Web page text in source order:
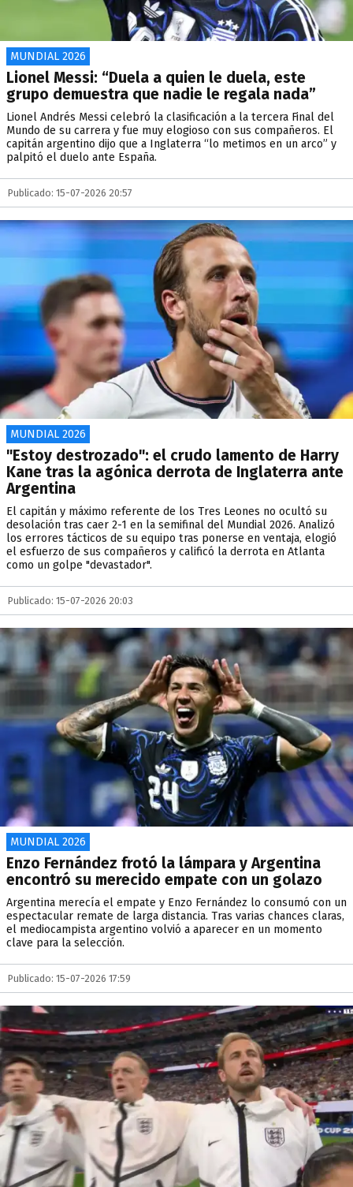
MUNDIAL 2026
Lionel Messi: “Duela a quien le duela, este
grupo demuestra que nadie le regala nada”
Lionel Andrés Messi celebró la clasificación a la tercera Final del
Mundo de su carrera y fue muy elogioso con sus compañeros. El
capitán argentino dijo que a Inglaterra “lo metimos en un arco” y
palpitó el duelo ante España.
Publicado: 15-07-2026 20:57
MUNDIAL 2026
"Estoy destrozado": el crudo lamento de Harry
Kane tras la agónica derrota de Inglaterra ante
Argentina
El capitán y máximo referente de los Tres Leones no ocultó su
desolación tras caer 2-1 en la semifinal del Mundial 2026. Analizó
los errores tácticos de su equipo tras ponerse en ventaja, elogió
el esfuerzo de sus compañeros y calificó la derrota en Atlanta
como un golpe "devastador".
Publicado: 15-07-2026 20:03
MUNDIAL 2026
Enzo Fernández frotó la lámpara y Argentina
encontró su merecido empate con un golazo
Argentina merecía el empate y Enzo Fernández lo consumó con un
espectacular remate de larga distancia. Tras varias chances claras,
el mediocampista argentino volvió a aparecer en un momento
clave para la selección.
Publicado: 15-07-2026 17:59